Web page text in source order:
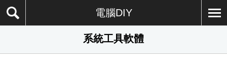
電腦DIY
系統工具軟體